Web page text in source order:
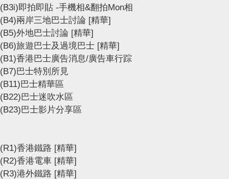
(B3i)即拍即貼 -手機相&翻拍Mon相
(B4)兩岸三地巴士討論 [精華]
(B5)外地巴士討論 [精華]
(B6)旅遊巴士及過境巴士 [精華]
(B1)香港巴士廣告消息/廣告車行踪
(B7)巴士特別所見
(B11)巴士精華區
(B22)巴士迷吹水區
(B23)巴士影片分享區
(R1)香港鐵路 [精華]
(R2)香港電車 [精華]
(R3)港外鐵路 [精華]